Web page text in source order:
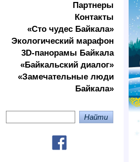
Партнеры
Контакты
«Сто чудес Байкала»
Экологичеcкий марафон
3D-панорамы Байкала
«Байкальский диалог»
«Замечательные люди
Байкала»